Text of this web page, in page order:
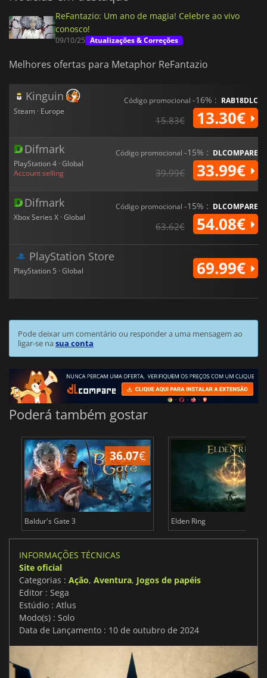
ReFantazio: Um ano de magia! Celebre ao vivo
conosco!
09/10/25 Atualizações & Correções
Melhores ofertas para Metaphor ReFantazio
Kinguin
Steam · Europe
Código promocional -16% : RAB18DLC
15.83€ 13.30€
Difmark
PlayStation 4 · Global
Account selling
Código promocional -15% : DLCOMPARE
39.99€ 33.99€
Difmark
Xbox Series X · Global
Código promocional -15% : DLCOMPARE
63.62€ 54.08€
PlayStation Store
PlayStation 5 · Global 69.99€
Pode deixar um comentário ou responder a uma mensagem ao
ligar-se nasua conta
Poderá também gostar
36.07€
Baldur's Gate 3 Elden Ring
INFORMAÇÕES TÉCNICAS
Site oficial
Categorias : Ação, Aventura, Jogos de papéis
Editor : Sega
Estúdio : Atlus
Modo(s) : Solo
Data de Lançamento : 10 de outubro de 2024